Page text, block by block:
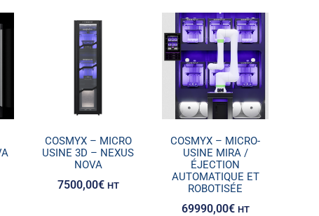
COSMYX – MICRO
USINE 3D – NEXUS
NOVA
7500,00€ HT
COSMYX – MICRO-
USINE MIRA /
ÉJECTION
AUTOMATIQUE ET
ROBOTISÉE
69990,00€ HT